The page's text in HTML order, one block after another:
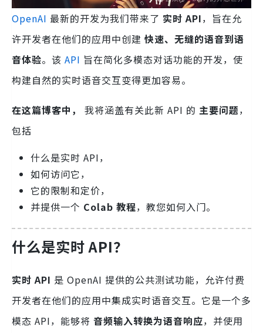
OpenAI 最新的开发为我们带来了 实时 API，旨在允
许开发者在他们的应用中创建 快速、无缝的语音到语
音体验。该 API 旨在简化多模态对话功能的开发，使
构建自然的实时语音交互变得更加容易。
在这篇博客中， 我将涵盖有关此新 API 的 主要问题，
包括
什么是实时 API，
如何访问它，
它的限制和定价，
并提供一个 Colab 教程，教您如何入门。
什么是实时 API？
实时 API 是 OpenAI 提供的公共测试功能，允许付费
开发者在他们的应用中集成实时语音交互。它是一个多
模态 API，能够将 音频输入转换为语音响应，并使用